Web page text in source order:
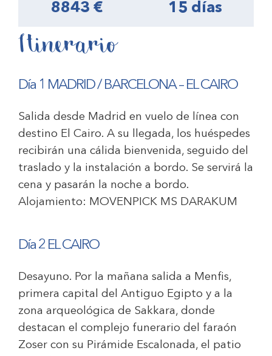
8843 € 15 días
Itinerario
Día 1 MADRID / BARCELONA – EL CAIRO
Salida desde Madrid en vuelo de línea con
destino El Cairo. A su llegada, los huéspedes
recibirán una cálida bienvenida, seguido del
traslado y la instalación a bordo. Se servirá la
cena y pasarán la noche a bordo.
Alojamiento: MOVENPICK MS DARAKUM
Día 2 EL CAIRO
Desayuno. Por la mañana salida a Menfis,
primera capital del Antiguo Egipto y a la
zona arqueológica de Sakkara, donde
destacan el complejo funerario del faraón
Zoser con su Pirámide Escalonada, el patio